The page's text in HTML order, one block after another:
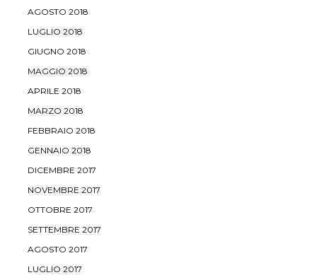
AGOSTO 2018
LUGLIO 2018
GIUGNO 2018
MAGGIO 2018
APRILE 2018
MARZO 2018
FEBBRAIO 2018
GENNAIO 2018
DICEMBRE 2017
NOVEMBRE 2017
OTTOBRE 2017
SETTEMBRE 2017
AGOSTO 2017
LUGLIO 2017